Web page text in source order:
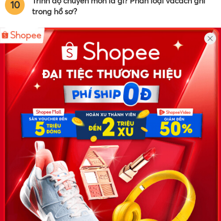
10
trong hồ sơ?
Công ty TNHH Eyeplus Online
Địa chỉ: Số 81, ngõ 68, đường Cầu Giấy, Tổ 05, Phường Quan
Hoa, Quận Cầu Giấy, TP Hà Nội, Việt Nam
SĐT: 0981 448 766
Email:hotro@timviec.com.vn
VỀ CHÚNG TÔI
News.timviec.com.vn là website cung cấp thông tin liên quan đến
nhân sự, nghề nghiệp do Timviec.com.vn vận hành nhằm giúp
doanh nghiệp, nhân sự tuyển dụng, người đi làm, người tìm việc
cập nhật thông tin và đáp ứng được mong muốn của mình.